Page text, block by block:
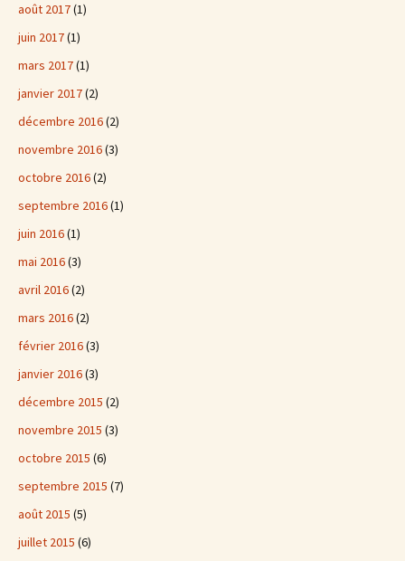
août 2017(1)
juin 2017(1)
mars 2017(1)
janvier 2017(2)
décembre 2016(2)
novembre 2016(3)
octobre 2016(2)
septembre 2016(1)
juin 2016(1)
mai 2016(3)
avril 2016(2)
mars 2016(2)
février 2016(3)
janvier 2016(3)
décembre 2015 (2)
novembre 2015 (3)
octobre 2015 (6)
septembre 2015 (7)
août 2015 (5)
juillet 2015 (6)